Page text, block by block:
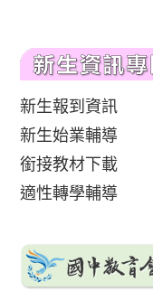
新生報到資訊
新生始業輔導
銜接教材下載
適性轉學輔導